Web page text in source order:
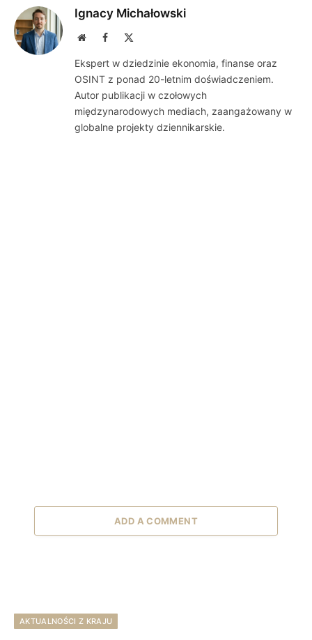
Ignacy Michałowski
WebsiteFacebook
Ekspert w dziedzinie ekonomia, finanse oraz
OSINT z ponad 20-letnim doświadczeniem.
Autor publikacji w czołowych
międzynarodowych mediach, zaangażowany w
globalne projekty dziennikarskie.
ADD A COMMENT
AKTUALNOŚCI Z KRAJU